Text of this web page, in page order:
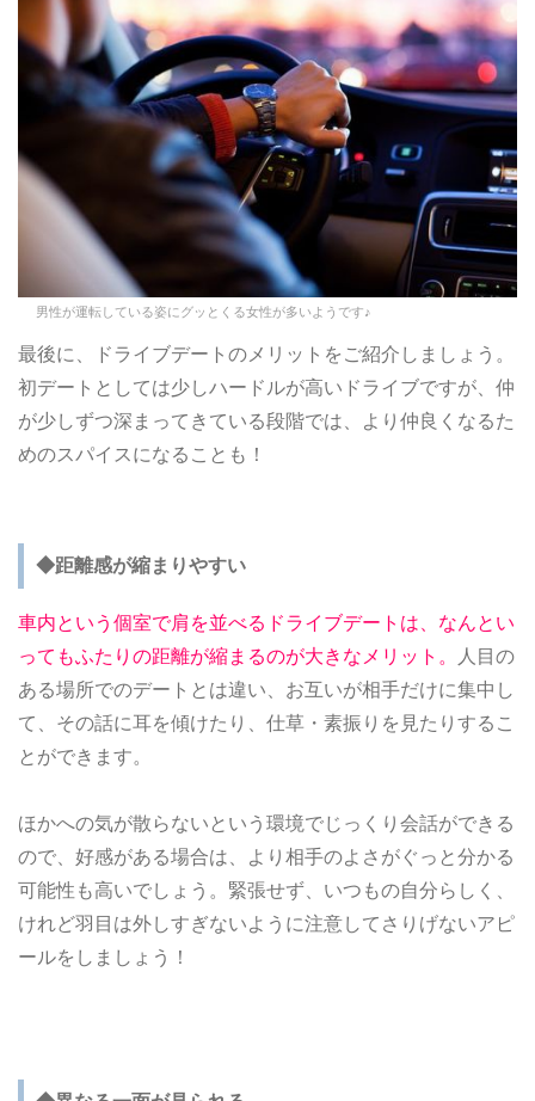
男性が運転している姿にグッとくる女性が多いようです♪
最後に、ドライブデートのメリットをご紹介しましょう。
初デートとしては少しハードルが高いドライブですが、仲
が少しずつ深まってきている段階では、より仲良くなるた
めのスパイスになることも！
◆距離感が縮まりやすい
車内という個室で肩を並べるドライブデートは、なんとい
ってもふたりの距離が縮まるのが大きなメリット。
人目の
ある場所でのデートとは違い、お互いが相手だけに集中し
て、その話に耳を傾けたり、仕草・素振りを見たりするこ
とができます。
ほかへの気が散らないという環境でじっくり会話ができる
ので、好感がある場合は、より相手のよさがぐっと分かる
可能性も高いでしょう。緊張せず、いつもの自分らしく、
けれど羽目は外しすぎないように注意してさりげないアピ
ールをしましょう！